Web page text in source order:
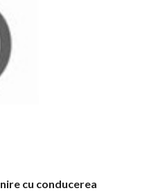
cu conducerea